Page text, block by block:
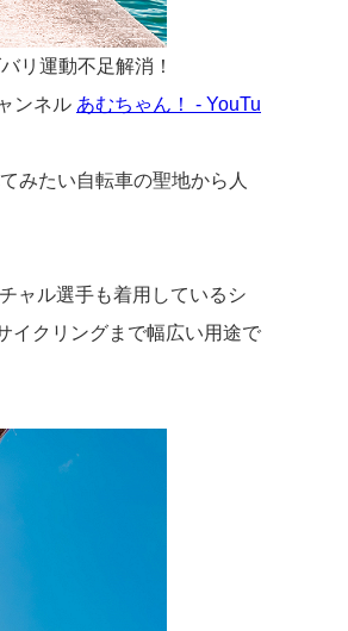
リ運動不足解消！
ンネル あむちゃん！ - YouTu
みたい自転車の聖地から人
ャル選手も着用しているシ
イクリングまで幅広い用途で